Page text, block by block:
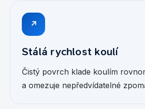
↗
Stálá rychlost koulí
Čistý povrch klade koulím
a omezuje nepředvídatelné